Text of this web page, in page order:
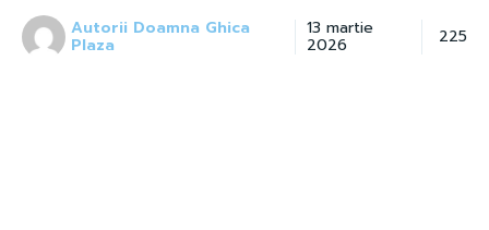
Autorii Doamna Ghica
Plaza
13 martie
2026 225